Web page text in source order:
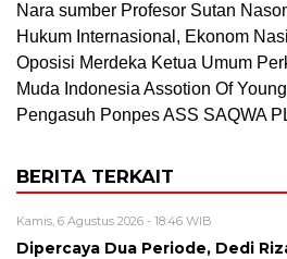
Nara sumber Profesor Sutan
Hukum Internasional, Ekonom
Oposisi Merdeka Ketua Umum
Muda Indonesia Assotion Of
Pengasuh Ponpes ASS SAQWA
BERITA TERKAIT
Kamis, 6 Agustus 2026 - 18:46 WIB
Dipercaya Dua Periode, Dedi